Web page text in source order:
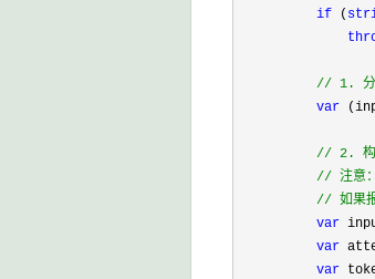
if (
// 1. 分
var
// 2. 构
// 注意
// 如果
var
var
var